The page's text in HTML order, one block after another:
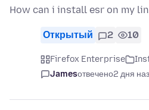
How can i install esr on my
Открытый 2 10
Firefox Enterprise
Jamesотвечено2 дня